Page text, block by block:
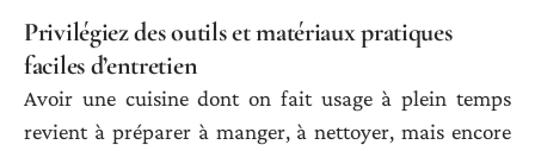
Privilégiez des outils et matériaux pratiques
faciles d’entretien
Avoir une cuisine dont on fait usage à plein temps
revient à préparer à manger, à nettoyer, mais encore